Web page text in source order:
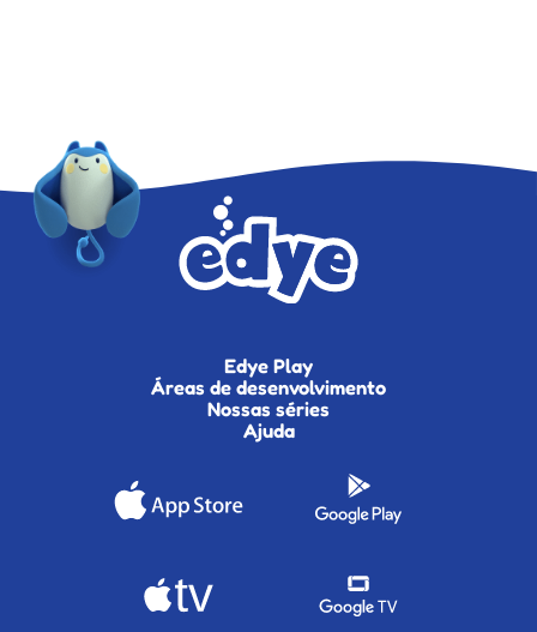
Edye Play
Áreas de desenvolvimento
Nossas séries
Ajuda